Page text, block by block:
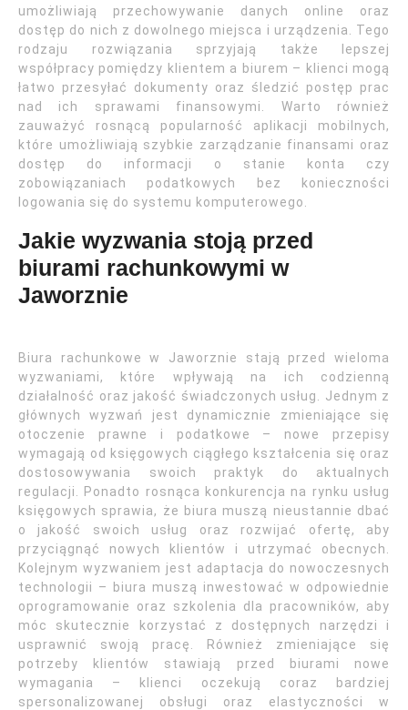
umożliwiają przechowywanie danych online oraz
dostęp do nich z dowolnego miejsca i urządzenia. Tego
rodzaju rozwiązania sprzyjają także lepszej
współpracy pomiędzy klientem a biurem – klienci mogą
łatwo przesyłać dokumenty oraz śledzić postęp prac
nad ich sprawami finansowymi. Warto również
zauważyć rosnącą popularność aplikacji mobilnych,
które umożliwiają szybkie zarządzanie finansami oraz
dostęp do informacji o stanie konta czy
zobowiązaniach podatkowych bez konieczności
logowania się do systemu komputerowego.
Jakie wyzwania stoją przed
biurami rachunkowymi w
Jaworznie
Biura rachunkowe w Jaworznie stają przed wieloma
wyzwaniami, które wpływają na ich codzienną
działalność oraz jakość świadczonych usług. Jednym z
głównych wyzwań jest dynamicznie zmieniające się
otoczenie prawne i podatkowe – nowe przepisy
wymagają od księgowych ciągłego kształcenia się oraz
dostosowywania swoich praktyk do aktualnych
regulacji. Ponadto rosnąca konkurencja na rynku usług
księgowych sprawia, że biura muszą nieustannie dbać
o jakość swoich usług oraz rozwijać ofertę, aby
przyciągnąć nowych klientów i utrzymać obecnych.
Kolejnym wyzwaniem jest adaptacja do nowoczesnych
technologii – biura muszą inwestować w odpowiednie
oprogramowanie oraz szkolenia dla pracowników, aby
móc skutecznie korzystać z dostępnych narzędzi i
usprawnić swoją pracę. Również zmieniające się
potrzeby klientów stawiają przed biurami nowe
wymagania – klienci oczekują coraz bardziej
spersonalizowanej obsługi oraz elastyczności w